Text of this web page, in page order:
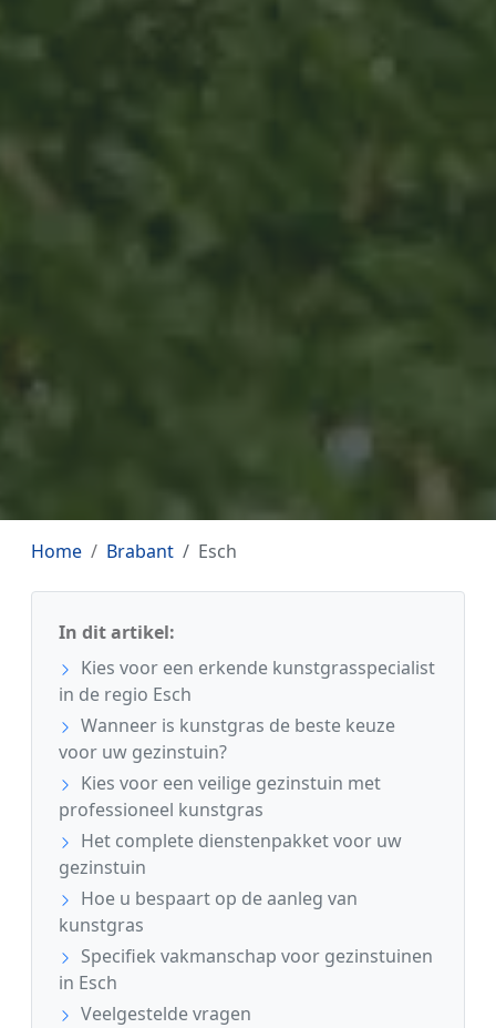
Home Brabant Esch
In dit artikel:
Kies voor een erkende kunstgrasspecialist
in de regio Esch
Wanneer is kunstgras de beste keuze
voor uw gezinstuin?
Kies voor een veilige gezinstuin met
professioneel kunstgras
Het complete dienstenpakket voor uw
gezinstuin
Hoe u bespaart op de aanleg van
kunstgras
Specifiek vakmanschap voor gezinstuinen
in Esch
Veelgestelde vragen